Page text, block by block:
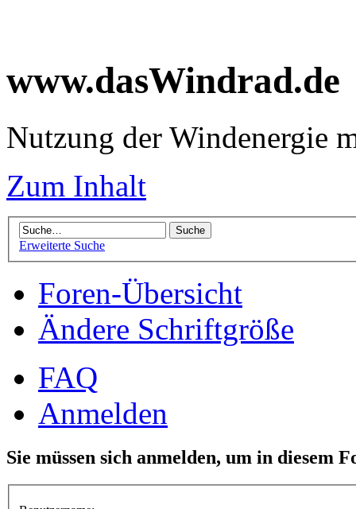
www.dasWindrad.de
Nutzung der Windenergie
Zum Inhalt
Erweiterte Suche
Foren-Übersicht
Ändere Schriftgröße
FAQ
Anmelden
Sie müssen sich anmelden, um in diesem